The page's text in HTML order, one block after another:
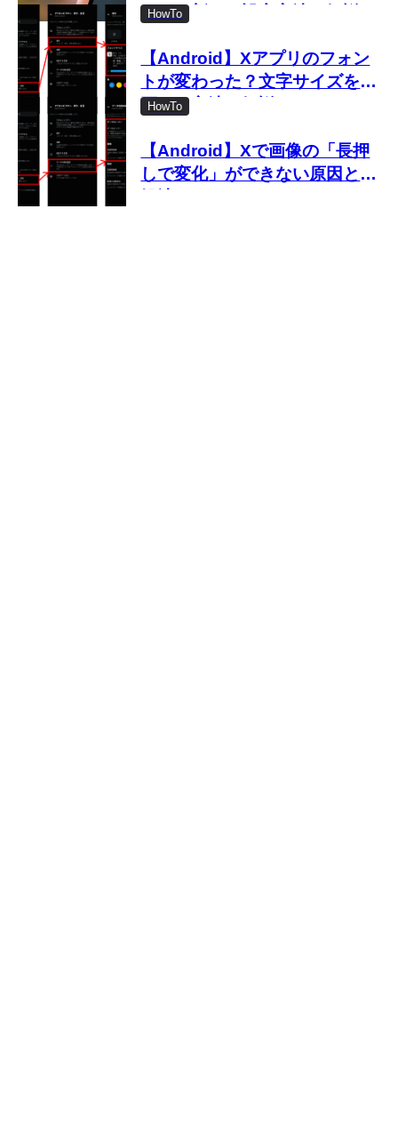
しない新しい設定方法を解説
HowTo
【Android】Xアプリのフォン
トが変わった？文字サイズを変
更する方法を解説
HowTo
【Android】Xで画像の「長押
しで変化」ができない原因と対